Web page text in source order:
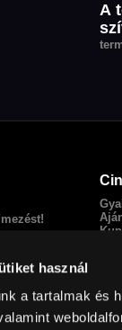
használ
a tartalmak és
A